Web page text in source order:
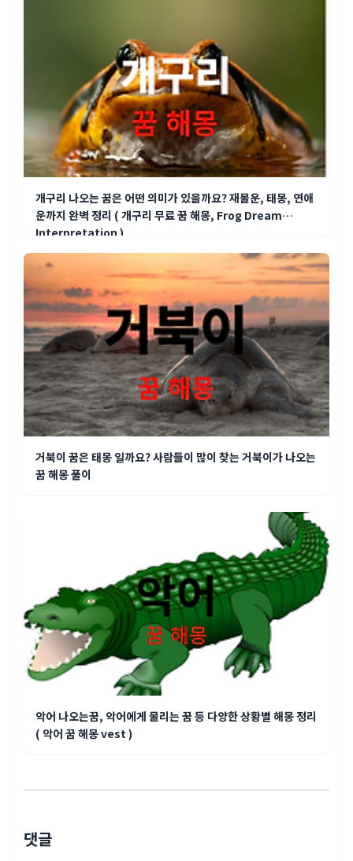
개구리 나오는 꿈은 어떤 의미가 있을까요? 재물운, 태몽, 연애
운까지 완벽 정리 ( 개구리 무료 꿈 해몽, Frog Dream
Interpretation )
거북이 꿈은 태몽 일까요? 사람들이 많이 찾는 거북이가 나오는
꿈 해몽 풀이
악어 나오는꿈, 악어에게 물리는 꿈 등 다양한 상황별 해몽 정리
( 악어 꿈 해몽 vest )
댓글